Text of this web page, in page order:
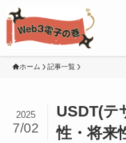
ホーム 記事一覧
USDT(テ
性・将来
2025
7/02